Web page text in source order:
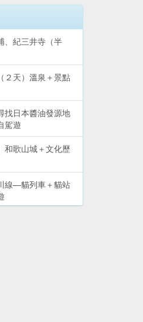
紀三井寺（半
２天）溫泉＋景點
日本醬油發源地
駕遊
和歌山城＋文化歷
線—貓列車＋貓站